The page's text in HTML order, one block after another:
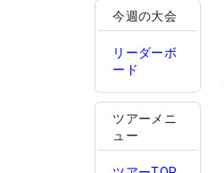
今週の大会
リーダーボ
ード
ツアーメニ
ュー